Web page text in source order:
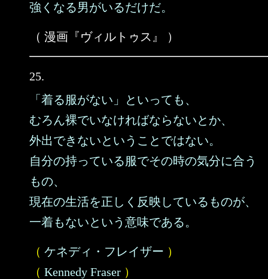
強くなる男がいるだけだ。
（ 漫画『ヴィルトゥス』 ）
25.
「着る服がない」といっても、
むろん裸でいなければならないとか、
外出できないということではない。
自分の持っている服でその時の気分に合う
もの、
現在の生活を正しく反映しているものが、
一着もないという意味である。
（ ケネディ・フレイザー ）
（ Kennedy Fraser ）